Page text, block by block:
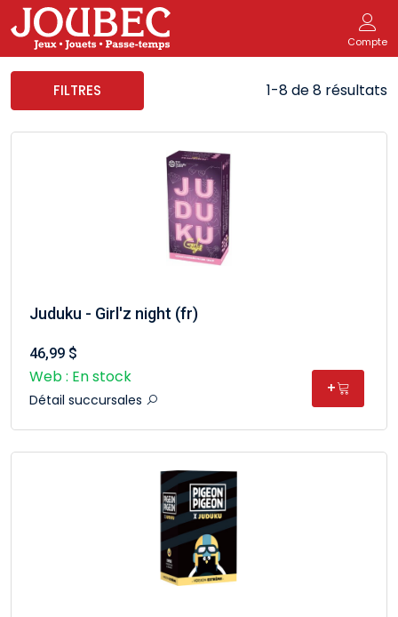
Compte
FILTRES 1-8 de 8 résultats
Juduku - Girl'z night (fr)
46,99 $
Web : En stock
Détail succursales
+